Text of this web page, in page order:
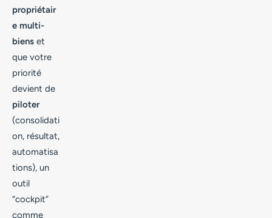
propriétair
e multi-
biens et
que votre
priorité
devient de
piloter
(consolidati
on, résultat,
automatisa
tions), un
outil
“cockpit”
comme